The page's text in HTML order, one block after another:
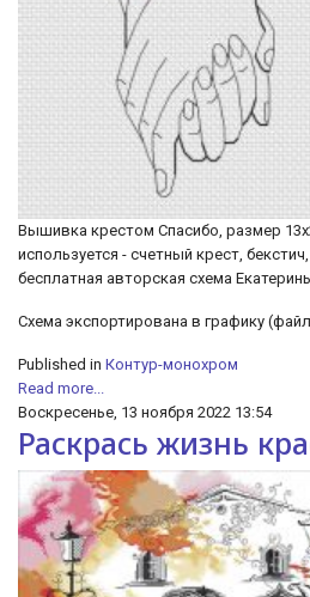
Вышивка крестом Спасибо, размер
используется - счетный крест,
бесплатная авторская схема
Cхема экспортирована в графику
Published in Контур-монохром
Read more...
Воскресенье, 13 ноября 2022 13:54
Раскрась жизнь